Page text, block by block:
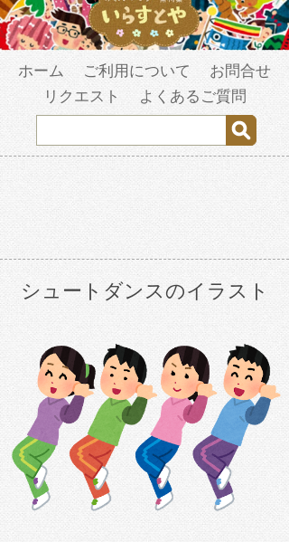
ホーム ご利用について
お問合せ
リクエスト
よくあるご質問
シュートダンスのイラスト